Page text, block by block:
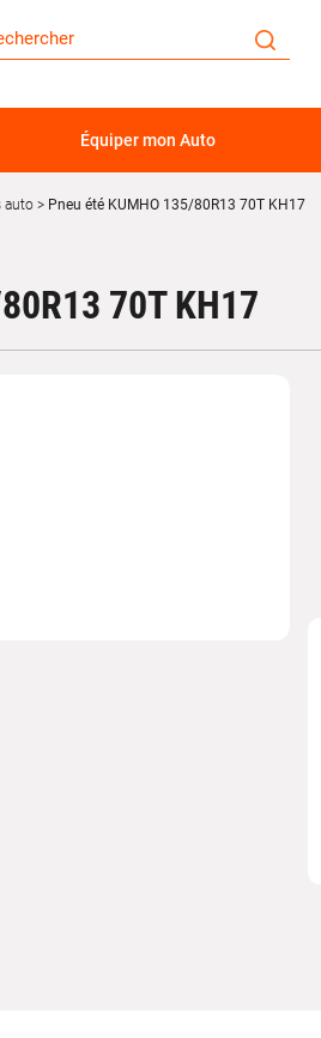
Équiper mon Auto
auto Pneu été KUMHO 135/80R13 70T KH17
70T KH17